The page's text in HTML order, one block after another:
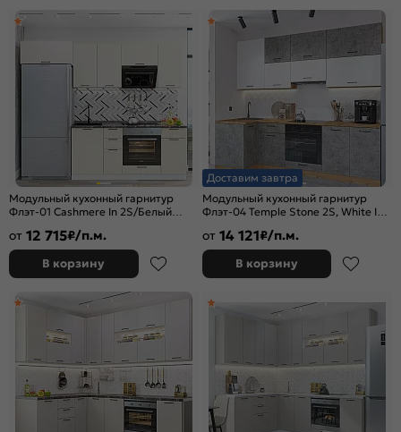
Модульный кухонный гарнитур
Флэт-01 Cashmere In 2S/Белый
от 12 715₽/п.м.
В корзину
Доставим завтра
Модульный кухонный гарнитур
Флэт-04 Temple Stone 2S, White In
от 14 121₽/п.м.
В корзину